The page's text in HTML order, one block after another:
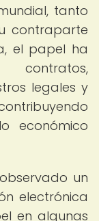
tanto
contraparte
el papel ha
legales y
económico
un
electrónica
en algunas